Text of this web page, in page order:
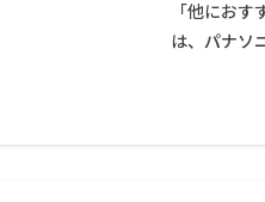
「他にお
は、パナソ